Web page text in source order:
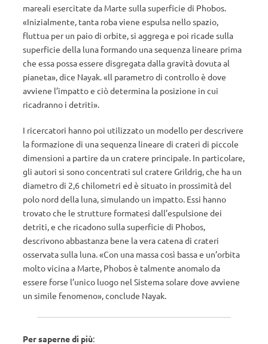
mareali esercitate da Marte sulla superficie di Phobos.
«Inizialmente, tanta roba viene espulsa nello spazio,
fluttua per un paio di orbite, si aggrega e poi ricade sulla
superficie della luna formando una sequenza lineare prima
che essa possa essere disgregata dalla gravità dovuta al
pianeta», dice Nayak. «ll parametro di controllo è dove
avviene l’impatto e ciò determina la posizione in cui
ricadranno i detriti».
I ricercatori hanno poi utilizzato un modello per descrivere
la formazione di una sequenza lineare di crateri di piccole
dimensioni a partire da un cratere principale. In particolare,
gli autori si sono concentrati sul cratere Grildrig, che ha un
diametro di 2,6 chilometri ed è situato in prossimità del
polo nord della luna, simulando un impatto. Essi hanno
trovato che le strutture formatesi dall’espulsione dei
detriti, e che ricadono sulla superficie di Phobos,
descrivono abbastanza bene la vera catena di crateri
osservata sulla luna. «Con una massa così bassa e un’orbita
molto vicina a Marte, Phobos è talmente anomalo da
essere forse l’unico luogo nel Sistema solare dove avviene
un simile fenomeno», conclude Nayak.
Per saperne di più: